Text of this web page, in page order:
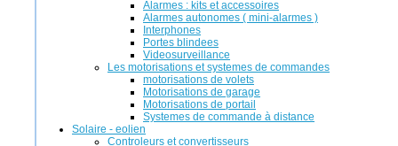
Alarmes : kits et accessoires
Alarmes autonomes ( mini-alarmes )
Interphones
Portes blindees
Videosurveillance
Les motorisations et systemes de commandes
motorisations de volets
Motorisations de garage
Motorisations de portail
Systemes de commande à distance
Solaire - eolien
Controleurs et convertisseurs